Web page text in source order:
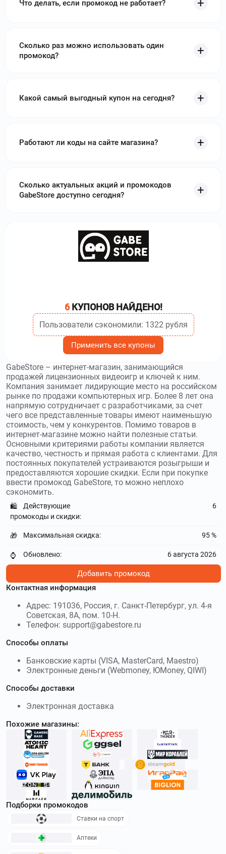
всего необходимого для комфортной игры. Используйте
Что делать, если промокод не работает?
Сколько раз можно использовать один
промокод?
Какой самый выгодный купон на сегодня?
Работают ли коды на сайте магазина?
Сколько актуальных акций и промокодов
GabeStore доступно сегодня?
6КУПОНОВ НАЙДЕНО!
Пользователи сэкономили: 1322 рубля
Применить все купоны
GabeStore – интернет-магазин, занимающийся
продажей лицензионных видеоигр и ключей к ним.
Компания занимает лидирующие место на российском
рынке по продажи компьютерных игр. Более 8 лет она
напрямую сотрудничает с разработчиками, за счет
чего все представленные товары имеют наименьшую
стоимость, чем у конкурентов. Помимо товаров в
интернет-магазине можно найти полезные статьи.
Основными критериями работы компании является
качество, честность и прямая работа с клиентами. Для
постоянных покупателей устраиваются розыгрыши и
предоставляются хорошие скидки. Если при покупке
ввести промокод GabeStore, то можно неплохо
сэкономить.
🛍️
Действующие
промокоды и скидки:
6
🎁 Максимальная скидка: 95 %
⌚ Обновлено: 6 августа 2026
Добавить промокод
Контактная информация
Адрес: 191036, Россия, г. Санкт-Петербург, ул. 4-я
Советская, 8А, пом. 10-Н.
Телефон: support@gabestore.ru
Способы оплаты
Банковские карты (VISA, MasterCard, Maestro)
Электронные деньги (Webmoney, ЮMoney, QIWI)
Способы доставки
Электронная доставка
Похожие магазины:
Подборки промокодов
Ставки на спорт
Аптеки